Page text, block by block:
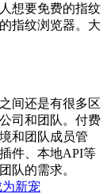
想要免费的指纹
指纹浏览器。大
间还是有很多区
司和团队。付费
和团队成员管
件、本地API等
队的需求。
新宠